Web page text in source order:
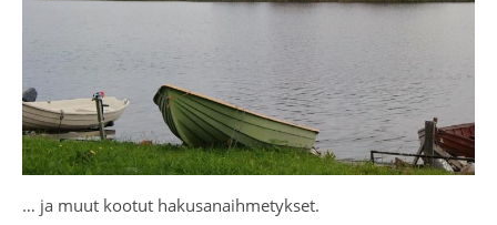
… ja muut kootut hakusanaihmetykset.